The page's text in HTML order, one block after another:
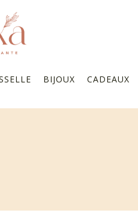
BIJOUX CADEAUX